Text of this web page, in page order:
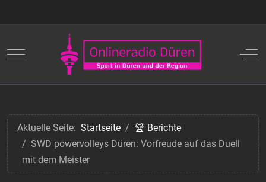
Mobile Menu Toggle Off-
Aktuelle Seite: Startseite
🏆 Berichte
SWD powervolleys Düren: Vorfreude auf das Duell
mit dem Meister